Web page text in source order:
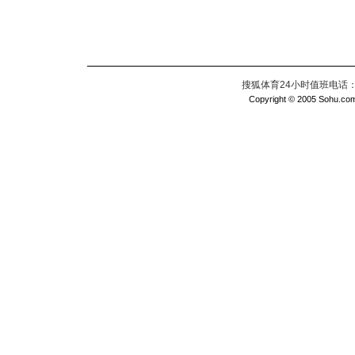
搜狐体育24小时值班电话
Copyright © 2005